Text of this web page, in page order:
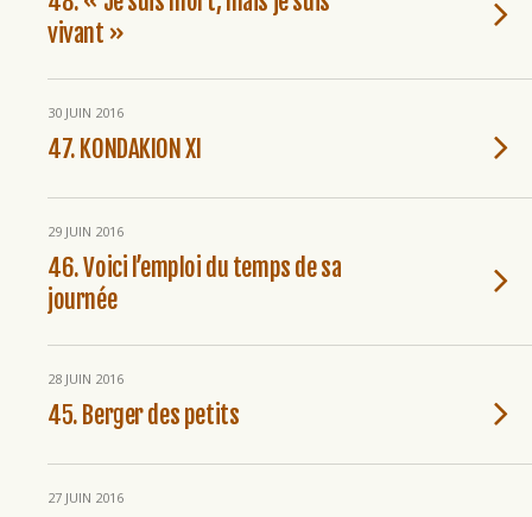
vivant »
30 JUIN 2016
47. KONDAKION XI
29 JUIN 2016
46. Voici l’emploi du temps de sa
journée
28 JUIN 2016
45. Berger des petits
27 JUIN 2016